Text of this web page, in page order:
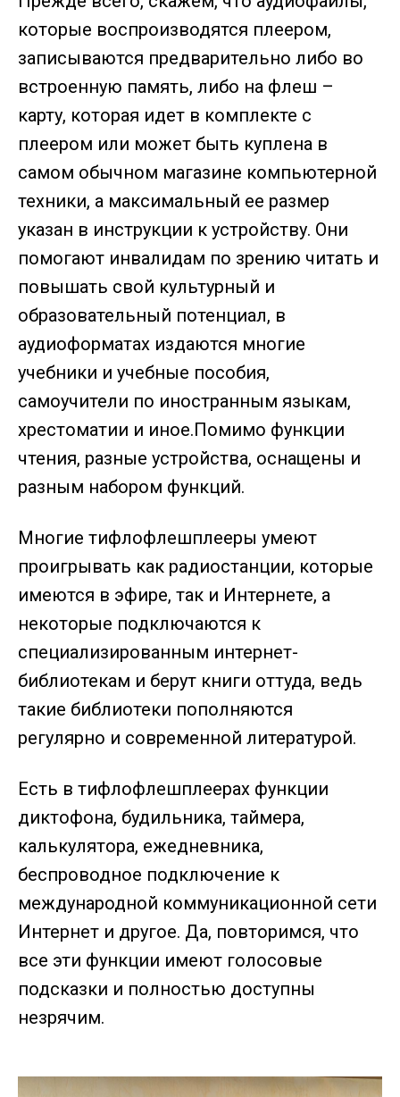
которые воспроизводятся плеером,
записываются предварительно либо во
встроенную память, либо на флеш –
карту, которая идет в комплекте с
плеером или может быть куплена в
самом обычном магазине компьютерной
техники, а максимальный ее размер
указан в инструкции к устройству. Они
помогают инвалидам по зрению читать и
повышать свой культурный и
образовательный потенциал, в
аудиоформатах издаются многие
учебники и учебные пособия,
самоучители по иностранным языкам,
хрестоматии и иное.Помимо функции
чтения, разные устройства, оснащены и
разным набором функций.
Многие тифлофлешплееры умеют
проигрывать как радиостанции, которые
имеются в эфире, так и Интернете, а
некоторые подключаются к
специализированным интернет-
библиотекам и берут книги оттуда, ведь
такие библиотеки пополняются
регулярно и современной литературой.
Есть в тифлофлешплеерах функции
диктофона, будильника, таймера,
калькулятора, ежедневника,
беспроводное подключение к
международной коммуникационной сети
Интернет и другое. Да, повторимся, что
все эти функции имеют голосовые
подсказки и полностью доступны
незрячим.